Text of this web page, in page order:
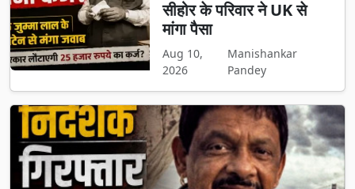
सीहोर के परिवार ने UK से
मांगा पैसा
Aug 10,
2026
Manishankar
Pandey